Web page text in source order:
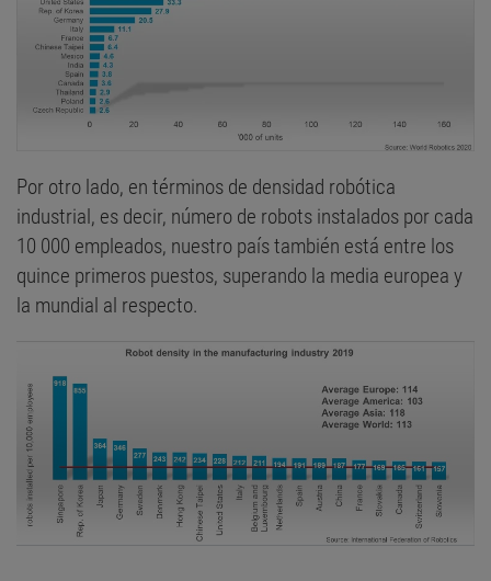
Por otro lado, en términos de densidad robótica
industrial, es decir, número de robots instalados por cada
10 000 empleados, nuestro país también está entre los
quince primeros puestos, superando la media europea y
la mundial al respecto.